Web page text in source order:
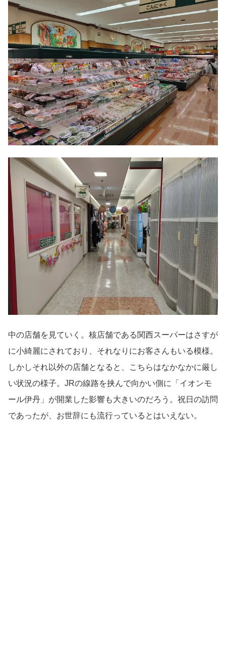
中の店舗を見ていく。核店舗である関西スーパーはさすが
に小綺麗にされており、それなりにお客さんもいる模様。
しかしそれ以外の店舗となると、こちらはなかなかに厳し
い状況の様子。JRの線路を挟んで向かい側に「イオンモ
ール伊丹」が開業した影響も大きいのだろう。祝日の訪問
であったが、お世辞にも流行っているとはいえない。